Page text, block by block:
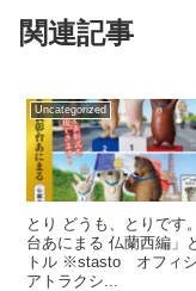
関連記事
Uncategorized
とり どうも、とりです
台あにまる 仏蘭西編」
トル ※stasto オフィシ
アトラクシ...